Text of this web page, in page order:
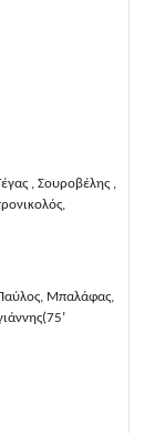
, Σουροβέλης ,
Μπαλάφας,